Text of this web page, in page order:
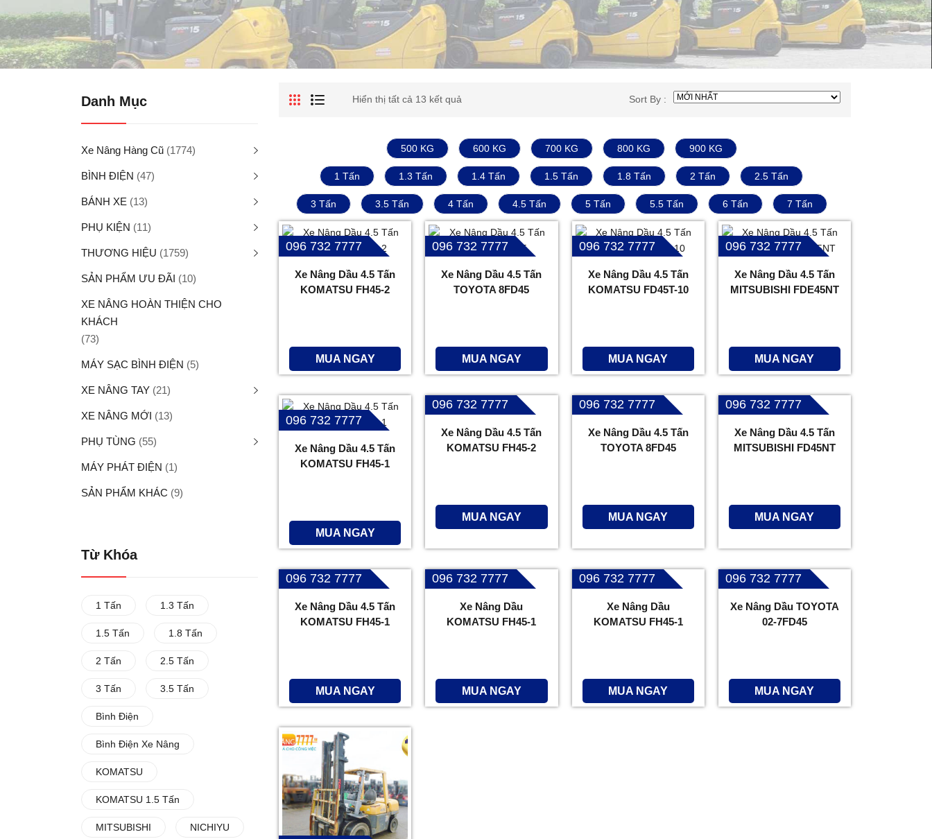
Hiển thị tất cả 13 kết quả Sort By :
500 KG 600 KG 700 KG 800 KG 900 KG
1 Tấn 1.3 Tấn 1.4 Tấn 1.5 Tấn 1.8 Tấn 2 Tấn 2.5 Tấn
3 Tấn 3.5 Tấn 4 Tấn 4.5 Tấn 5 Tấn 5.5 Tấn 6 Tấn 7 Tấn
096 732 7777
Xe Nâng Dầu 4.5 Tấn
KOMATSU FH45-2
MUA NGAY
096 732 7777
Xe Nâng Dầu 4.5 Tấn
TOYOTA 8FD45
MUA NGAY
096 732 7777
Xe Nâng Dầu 4.5 Tấn
KOMATSU FD45T-10
MUA NGAY
096 732 7777
Xe Nâng Dầu 4.5 Tấn
MITSUBISHI FDE45NT
MUA NGAY
096 732 7777
Xe Nâng Dầu 4.5 Tấn
KOMATSU FH45-1
MUA NGAY
096 732 7777
Xe Nâng Dầu 4.5 Tấn
KOMATSU FH45-2
MUA NGAY
096 732 7777
Xe Nâng Dầu 4.5 Tấn
TOYOTA 8FD45
MUA NGAY
096 732 7777
Xe Nâng Dầu 4.5 Tấn
MITSUBISHI FD45NT
MUA NGAY
096 732 7777
Xe Nâng Dầu 4.5 Tấn
KOMATSU FH45-1
MUA NGAY
096 732 7777
Xe Nâng Dầu
KOMATSU FH45-1
MUA NGAY
096 732 7777
Xe Nâng Dầu
KOMATSU FH45-1
MUA NGAY
096 732 7777
Xe Nâng Dầu TOYOTA
02-7FD45
MUA NGAY
Danh Mục
Xe Nâng Hàng Cũ (1774)
BÌNH ĐIỆN (47)
BÁNH XE (13)
PHỤ KIỆN (11)
THƯƠNG HIỆU (1759)
SẢN PHẨM ƯU ĐÃI (10)
XE NÂNG HOÀN THIỆN CHO
KHÁCH
(73)
MÁY SẠC BÌNH ĐIỆN (5)
XE NÂNG TAY (21)
XE NÂNG MỚI (13)
PHỤ TÙNG (55)
MÁY PHÁT ĐIỆN (1)
SẢN PHẨM KHÁC (9)
Từ Khóa
1 Tấn 1.3 Tấn
1.5 Tấn 1.8 Tấn
2 Tấn 2.5 Tấn
3 Tấn 3.5 Tấn
Bình Điện
Bình Điện Xe Nâng
KOMATSU
KOMATSU 1.5 Tấn
MITSUBISHI NICHIYU